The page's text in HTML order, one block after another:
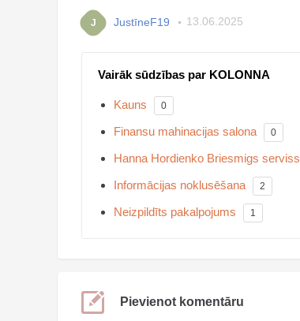
J JustīneF19 13.06.2025
Vairāk sūdzības par KOLONNA
Kauns 0
Finansu mahinacijas salona 0
Hanna Hordienko Briesmigs serviss
Informācijas noklusēšana 2
Neizpildīts pakalpojums 1
Pievienot komentāru